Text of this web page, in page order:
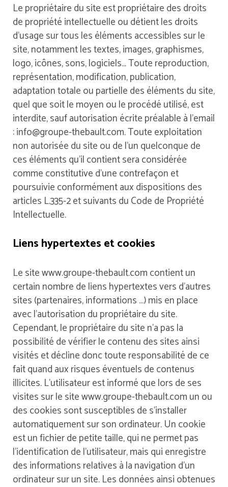
Le propriétaire du site est propriétaire des droits
de propriété intellectuelle ou détient les droits
d’usage sur tous les éléments accessibles sur le
site, notamment les textes, images, graphismes,
logo, icônes, sons, logiciels… Toute reproduction,
représentation, modification, publication,
adaptation totale ou partielle des éléments du site,
quel que soit le moyen ou le procédé utilisé, est
interdite, sauf autorisation écrite préalable à l’email
: info@groupe-thebault.com. Toute exploitation
non autorisée du site ou de l’un quelconque de
ces éléments qu’il contient sera considérée
comme constitutive d’une contrefaçon et
poursuivie conformément aux dispositions des
articles L.335-2 et suivants du Code de Propriété
Intellectuelle.
Liens hypertextes et cookies
Le site www.groupe-thebault.com contient un
certain nombre de liens hypertextes vers d’autres
sites (partenaires, informations …) mis en place
avec l’autorisation du propriétaire du site.
Cependant, le propriétaire du site n’a pas la
possibilité de vérifier le contenu des sites ainsi
visités et décline donc toute responsabilité de ce
fait quand aux risques éventuels de contenus
illicites. L’utilisateur est informé que lors de ses
visites sur le site www.groupe-thebault.com un ou
des cookies sont susceptibles de s’installer
automatiquement sur son ordinateur. Un cookie
est un fichier de petite taille, qui ne permet pas
l’identification de l’utilisateur, mais qui enregistre
des informations relatives à la navigation d’un
ordinateur sur un site. Les données ainsi obtenues